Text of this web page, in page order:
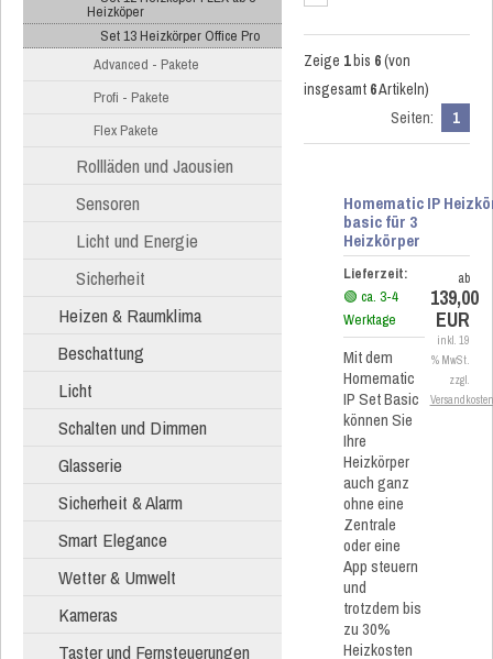
Heizköper
Set 13 Heizkörper Office Pro
Advanced - Pakete
Profi - Pakete
Flex Pakete
Rollläden und Jaousien
Sensoren
Licht und Energie
Sicherheit
Heizen & Raumklima
Beschattung
Licht
Schalten und Dimmen
Glasserie
Sicherheit & Alarm
Smart Elegance
Wetter & Umwelt
Kameras
Taster und Fernsteuerungen
Zeige 1bis 6(von
insgesamt 6Artikeln)
Seiten:
1
Homematic IP
basic für 3
Heizkörper
Lieferzeit:
🟢 ca. 3-4
Werktage
Mit dem
Homematic
IP Set Basic
können Sie
Ihre
Heizkörper
auch ganz
ohne eine
Zentrale
oder eine
App steuern
und
trotzdem bis
zu 30%
Heizkosten
ab
139,00
EUR
inkl. 19
% MwSt.
zzgl.
Versandkosten